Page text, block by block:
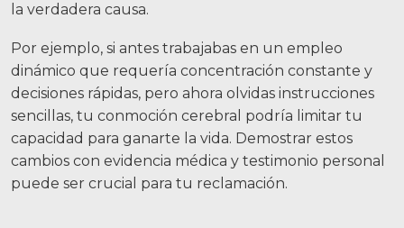
la verdadera causa.
Por ejemplo, si antes trabajabas en un empleo
dinámico que requería concentración constante y
decisiones rápidas, pero ahora olvidas instrucciones
sencillas, tu conmoción cerebral podría limitar tu
capacidad para ganarte la vida. Demostrar estos
cambios con evidencia médica y testimonio personal
puede ser crucial para tu reclamación.